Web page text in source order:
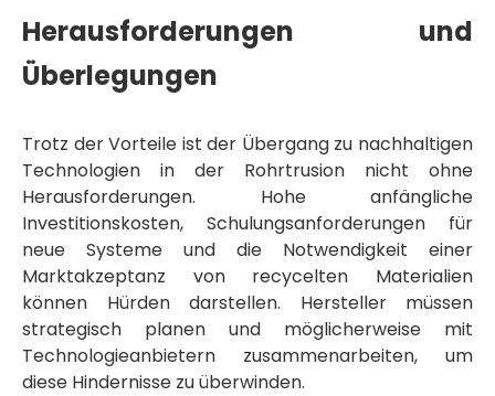
Herausforderungen und
Überlegungen
Trotz der Vorteile ist der Übergang zu nachhaltigen
Technologien in der Rohrtrusion nicht ohne
Herausforderungen. Hohe anfängliche
Investitionskosten, Schulungsanforderungen für
neue Systeme und die Notwendigkeit einer
Marktakzeptanz von recycelten Materialien
können Hürden darstellen. Hersteller müssen
strategisch planen und möglicherweise mit
Technologieanbietern zusammenarbeiten, um
diese Hindernisse zu überwinden.